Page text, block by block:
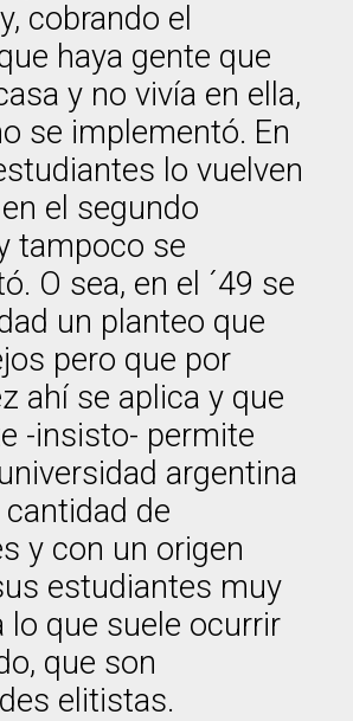
cobrando el
haya gente que
y no vivía en ella,
se implementó. En
lo vuelven
el segundo
tampoco se
O sea, en el ´49 se
un planteo que
pero que por
ahí se aplica y que
-insisto- permite
argentina
de
y con un origen
estudiantes muy
lo que suele ocurrir
que son
elitistas.